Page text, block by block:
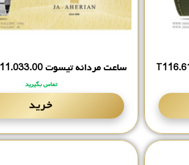
ساعت مردانه تیسوت T122.‎410.‎11.‎033.‎00
تماس بگیرید
خرید